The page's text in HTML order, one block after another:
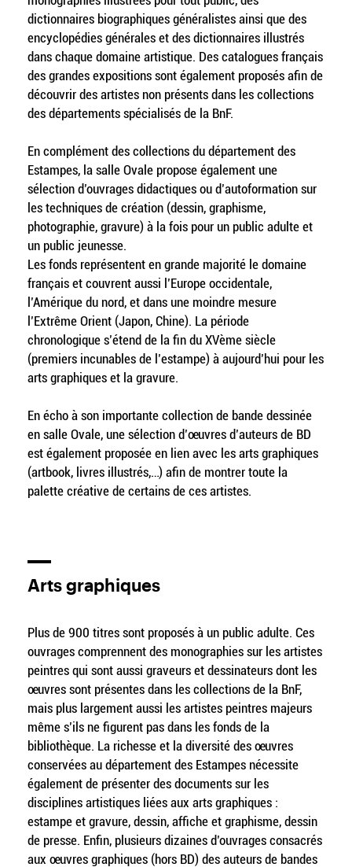
dictionnaires biographiques généralistes ainsi que des
encyclopédies générales et des dictionnaires illustrés
dans chaque domaine artistique. Des catalogues français
des grandes expositions sont également proposés afin de
découvrir des artistes non présents dans les collections
des départements spécialisés de la BnF.
En complément des collections du département des
Estampes, la salle Ovale propose également une
sélection d’ouvrages didactiques ou d’autoformation sur
les techniques de création (dessin, graphisme,
photographie, gravure) à la fois pour un public adulte et
un public jeunesse.
Les fonds représentent en grande majorité le domaine
français et couvrent aussi l’Europe occidentale,
l’Amérique du nord, et dans une moindre mesure
l’Extrême Orient (Japon, Chine). La période
chronologique s’étend de la fin du XVème siècle
(premiers incunables de l’estampe) à aujourd’hui pour les
arts graphiques et la gravure.
En écho à son importante collection de bande dessinée
en salle Ovale, une sélection d’œuvres d’auteurs de BD
est également proposée en lien avec les arts graphiques
(artbook, livres illustrés,…) afin de montrer toute la
palette créative de certains de ces artistes.
Arts graphiques
Plus de 900 titres sont proposés à un public adulte. Ces
ouvrages comprennent des monographies sur les artistes
peintres qui sont aussi graveurs et dessinateurs dont les
œuvres sont présentes dans les collections de la BnF,
mais plus largement aussi les artistes peintres majeurs
même s’ils ne figurent pas dans les fonds de la
bibliothèque. La richesse et la diversité des œuvres
conservées au département des Estampes nécessite
également de présenter des documents sur les
disciplines artistiques liées aux arts graphiques :
estampe et gravure, dessin, affiche et graphisme, dessin
de presse. Enfin, plusieurs dizaines d’ouvrages consacrés
aux œuvres graphiques (hors BD) des auteurs de bandes